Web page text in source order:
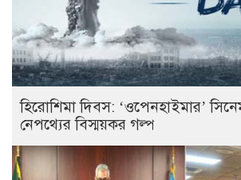
হিরোশিমা দিবস: ‘ওপেনহাইমার’
নেপথ্যের বিস্ময়কর গল্প